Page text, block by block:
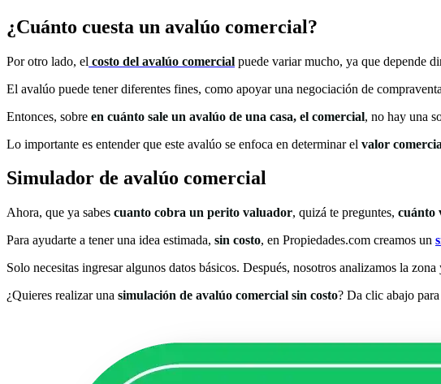
¿Cuánto cuesta un avalúo comercial​?
Por otro lado, el costo del avalúo comercial puede variar mucho, ya que depende
El avalúo puede tener diferentes fines, como apoyar una negociación de
Entonces, sobre en cuánto sale un avalúo de una casa, el comercial, no hay una
Lo importante es entender que este avalúo se enfoca en determinar el valor
Simulador de avalúo comercial
Ahora, que ya sabes cuanto cobra un perito valuador​, quizá te preguntes, cuánto
Para ayudarte a tener una idea estimada, sin costo, en Propiedades.com creamos un
Solo necesitas ingresar algunos datos básicos. Después, nosotros analizamos la
¿Quieres realizar una simulación de avalúo comercial sin costo? Da clic abajo